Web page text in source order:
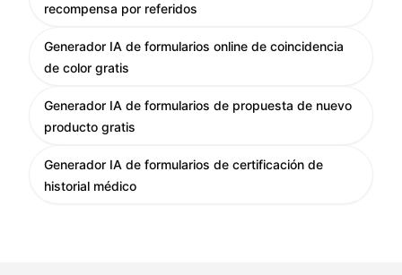
recompensa por referidos
Generador IA de formularios online de coincidencia
de color gratis
Generador IA de formularios de propuesta de nuevo
producto gratis
Generador IA de formularios de certificación de
historial médico